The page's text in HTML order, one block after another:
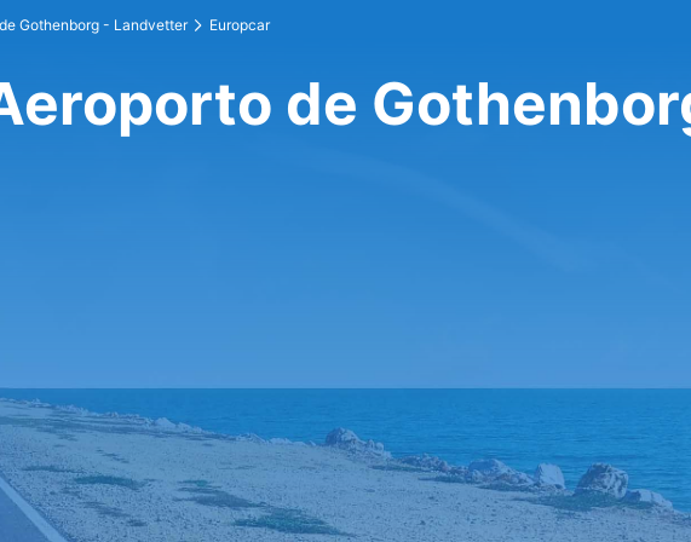
Gothenborg - Landvetter Europcar
de